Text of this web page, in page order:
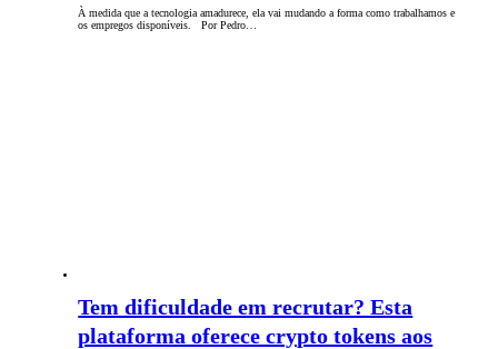
À medida que a tecnologia amadurece, ela vai mudando a forma como trabalhamos e
os empregos disponíveis. Por Pedro…
Tem dificuldade em recrutar? Esta
plataforma oferece crypto tokens aos